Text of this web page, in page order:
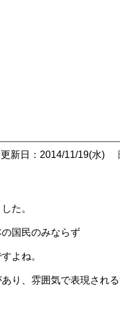
更新日：2014/11/19(水)
た。
国民のみならず
よね。
り、雰囲気で表現され